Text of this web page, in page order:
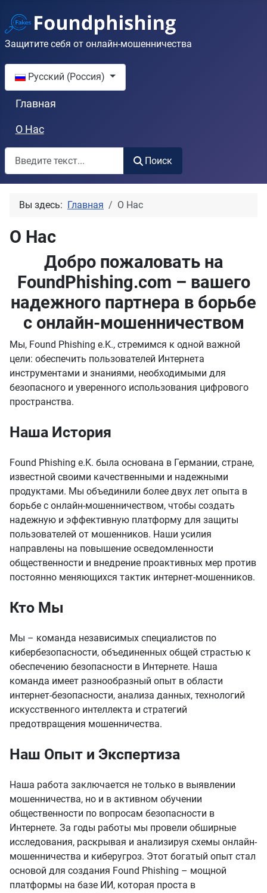
Защитите себя от онлайн-мошенничества
Выберите язык
Русский (Россия)
Главная
О Нас
Поиск
Поиск
Вы здесь: Главная О Нас
О Нас
Добро пожаловать на
FoundPhishing.com – вашего
надежного партнера в борьбе
с онлайн-мошенничеством
Мы, Found Phishing e.K., стремимся к одной важной
цели: обеспечить пользователей Интернета
инструментами и знаниями, необходимыми для
безопасного и уверенного использования цифрового
пространства.
Наша История
Found Phishing e.K. была основана в Германии, стране,
известной своими качественными и надежными
продуктами. Мы объединили более двух лет опыта в
борьбе с онлайн-мошенничеством, чтобы создать
надежную и эффективную платформу для защиты
пользователей от мошенников. Наши усилия
направлены на повышение осведомленности
общественности и внедрение проактивных мер против
постоянно меняющихся тактик интернет-мошенников.
Кто Мы
Мы – команда независимых специалистов по
кибербезопасности, объединенных общей страстью к
обеспечению безопасности в Интернете. Наша
команда имеет разнообразный опыт в области
интернет-безопасности, анализа данных, технологий
искусственного интеллекта и стратегий
предотвращения мошенничества.
Наш Опыт и Экспертиза
Наша работа заключается не только в выявлении
мошенничества, но и в активном обучении
общественности по вопросам безопасности в
Интернете. За годы работы мы провели обширные
исследования, раскрывая и анализируя схемы онлайн-
мошенничества и киберугроз. Этот богатый опыт стал
основой для создания Found Phishing – мощной
платформы на базе ИИ, которая проста в